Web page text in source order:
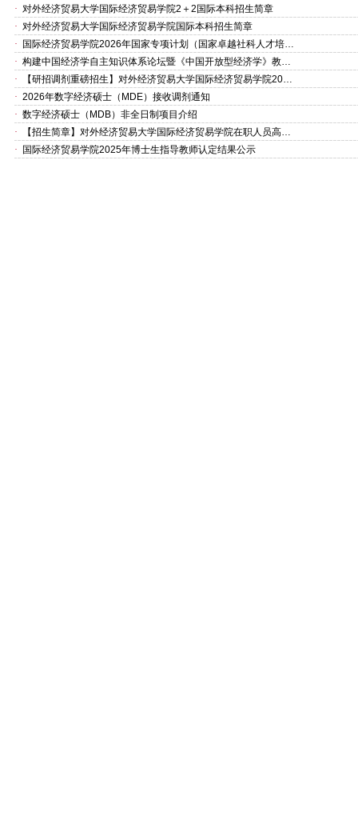
· 对外经济贸易大学国际经济贸易学院2＋2国际本科招生简章
· 对外经济贸易大学国际经济贸易学院国际本科招生简章
·
国际经济贸易学院2026年国家专项计划（国家卓越社科人才培养基地、出口管制）硕士生遴选结果
· 构建中国经济学自主知识体系论坛暨《中国开放型经济学》教学研讨会
·
【研招调剂重磅招生】对外经济贸易大学国际经济贸易学院2026年非全日制数字经济硕士（MDE）开放调剂！
· 2026年数字经济硕士（MDE）接收调剂通知
· 数字经济硕士（MDB）非全日制项目介绍
·
【招生简章】对外经济贸易大学国际经济贸易学院在职人员高级课程研修班
·
国际经济贸易学院2025年博士生指导教师认定结果公示